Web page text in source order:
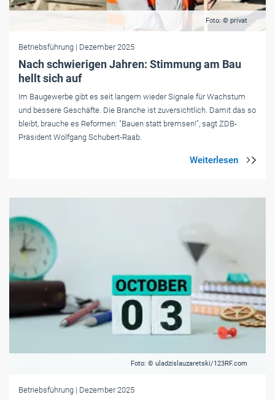
Foto: © privat
Betriebsführung | Dezember 2025
Nach schwierigen Jahren: Stimmung am Bau
hellt sich auf
Im Baugewerbe gibt es seit langem wieder Signale für Wachstum
und bessere Geschäfte. Die Branche ist zuversichtlich. Damit das so
bleibt, brauche es Reformen: "Bauen statt bremsen!", sagt ZDB-
Präsident Wolfgang Schubert-Raab.
Foto: © uladzislauzaretski/123RF.com
Betriebsführung | Dezember 2025